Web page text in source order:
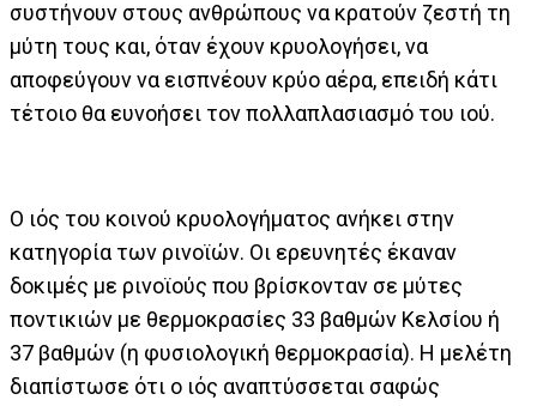
συστήνουν στους ανθρώπους να κρατούν ζεστή τη
μύτη τους και, όταν έχουν κρυολογήσει, να
αποφεύγουν να εισπνέουν κρύο αέρα, επειδή κάτι
τέτοιο θα ευνοήσει τον πολλαπλασιασμό του ιού.
Ο ιός του κοινού κρυολογήματος ανήκει στην
κατηγορία των ρινοϊών. Οι ερευνητές έκαναν
δοκιμές με ρινοϊούς που βρίσκονταν σε μύτες
ποντικιών με θερμοκρασίες 33 βαθμών Κελσίου ή
37 βαθμών (η φυσιολογική θερμοκρασία). Η μελέτη
διαπίστωσε ότι ο ιός αναπτύσσεται σαφώς